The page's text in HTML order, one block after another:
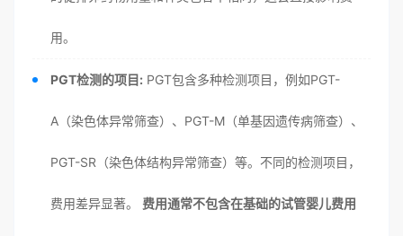
用。
PGT检测的项目: PGT包含多种检测项目，例如PGT-
A（染色体异常筛查）、PGT-M（单基因遗传病筛查）、
PGT-SR（染色体结构异常筛查）等。不同的检测项目，
费用差异显著。 费用通常不包含在基础的试管婴儿费用